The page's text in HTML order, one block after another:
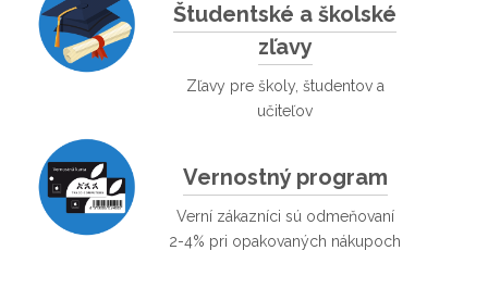
Študentské a školské
zľavy
Zľavy pre školy, študentov a
učiteľov
Vernostný program
Verní zákazníci sú odmeňovaní
2-4% pri opakovaných nákupoch